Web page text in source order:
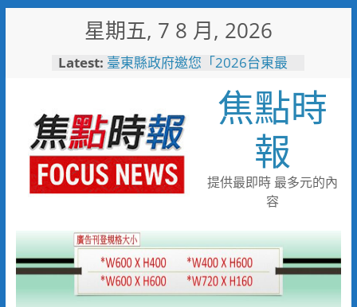
星期五, 7 8 月, 2026
Latest: 臺東縣政府邀您「2026台東最
森林與濱海夏季涼感 台中山
海露營消暑趣
台中市代表隊在花蓮綻放青春與
夢想 2026國際少年運動會勇奪
8金6銀6銅
宜蘭童玩節玩水後吃什麼？礁溪
「動涮」宜蘭獨家溫體牛、豬、
方埋伏收網 查扣手機揪出幕後
黑手
焦點時
報
提供最即時 最多元的內
容